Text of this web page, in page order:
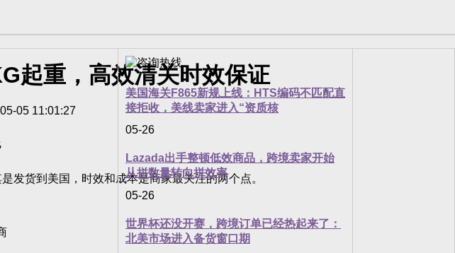
美国海关F865新规上线：HTS编码不匹配直
接拒收，美线卖家进入“资质核
05-26
Lazada出手整顿低效商品，跨境卖家开始
从拼数量转向拼效率
05-26
世界杯还没开赛，跨境订单已经热起来了：
北美市场进入备货窗口期
起重，高效清关时效保证
05 11:01:27
货到美国，时效和成本是商家最关注的两个点。